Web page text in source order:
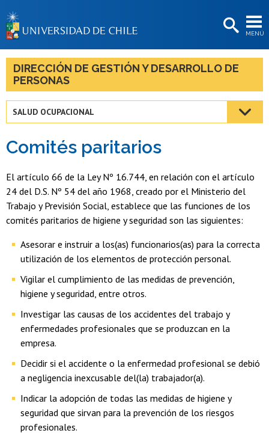
MENÚ
BIBLIOTECAS
LA UNIVERSIDAD
Egresadas/os
DIRECCIÓN DE GESTIÓN Y DESARROLLO DE
PERSONAS
SALUD OCUPACIONAL
Comités paritarios
El artículo 66 de la Ley Nº 16.744, en relación con el artículo
24 del D.S. Nº 54 del año 1968, creado por el Ministerio del
Trabajo y Previsión Social, establece que las funciones de los
comités paritarios de higiene y seguridad son las siguientes:
Asesorar e instruir a los(as) funcionarios(as) para la correcta
utilización de los elementos de protección personal.
Vigilar el cumplimiento de las medidas de prevención,
higiene y seguridad, entre otros.
Investigar las causas de los accidentes del trabajo y
enfermedades profesionales que se produzcan en la
empresa.
Decidir si el accidente o la enfermedad profesional se debió
a negligencia inexcusable del(la) trabajador(a).
Indicar la adopción de todas las medidas de higiene y
seguridad que sirvan para la prevención de los riesgos
profesionales.